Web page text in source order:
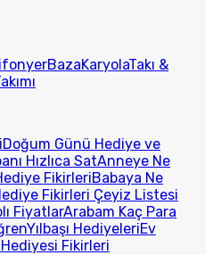
BazaKaryolaTakı &
Doğum Günü Hediye ve
Hızlıca SatAnneye Ne
FikirleriBabaya Ne
Fikirleri Çeyiz Listesi
FiyatlarArabam Kaç Para
Yılbaşı HediyeleriEv
Hediyesi Fikirleri